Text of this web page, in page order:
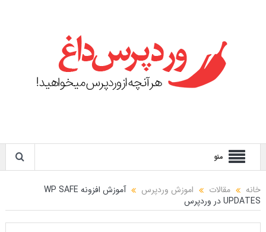
منو
خانه مقالات اموزش وردپرس
آموزش افزونه WP SAFE
UPDATES در وردپرس